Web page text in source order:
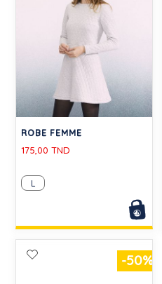
ROBE FEMME
175,00 TND
L
-50%